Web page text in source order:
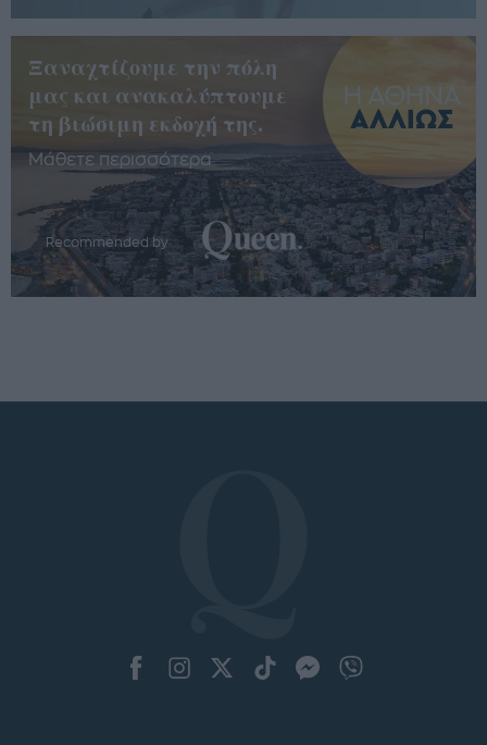
Ξαναχτίζουμε την πόλη
μας και ανακαλύπτουμε
τη βιώσιμη εκδοχή της.
Μάθετε περισσότερα
Recommended by